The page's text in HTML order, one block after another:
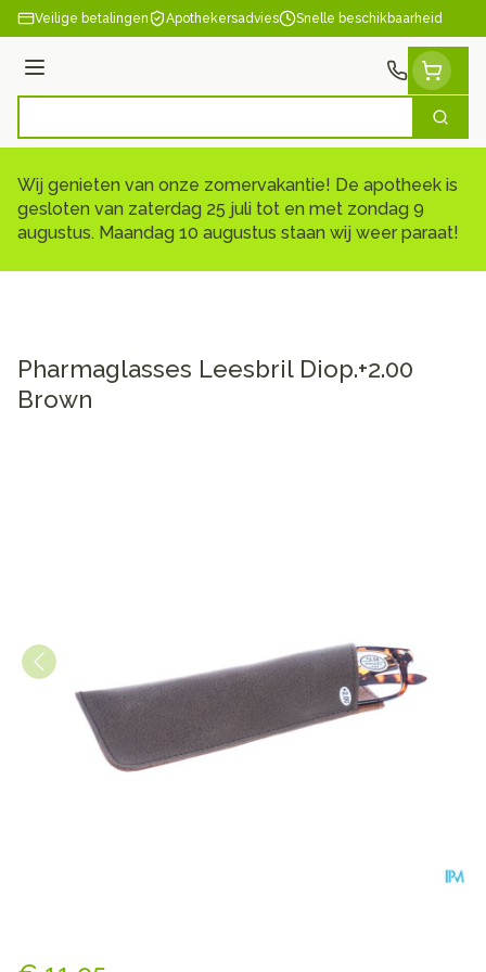
Ga naar de inhoud
Veilige betalingen Apothekersadvies Snelle beschikbaarheid
Menu
Zoek
Wij genieten van onze zomervakantie! De apotheek is
gesloten van zaterdag 25 juli tot en met zondag 9
augustus. Maandag 10 augustus staan wij weer paraat!
Pharmaglasses Leesbril Diop.+2.00
Brown